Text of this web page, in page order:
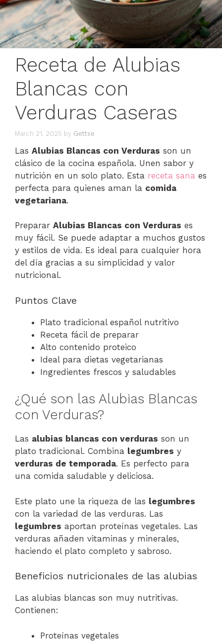
Receta de Alubias
Blancas con
Verduras Caseras
March 21, 2025 by Gettse
Las Alubias Blancas con Verduras son un
clásico de la cocina española. Unen sabor y
nutrición en un solo plato. Esta receta sana es
perfecta para quienes aman la comida
vegetariana.
Preparar Alubias Blancas con Verduras es
muy fácil. Se puede adaptar a muchos gustos
y estilos de vida. Es ideal para cualquier hora
del día gracias a su simplicidad y valor
nutricional.
Puntos Clave
Plato tradicional español nutritivo
Receta fácil de preparar
Alto contenido proteico
Ideal para dietas vegetarianas
Ingredientes frescos y saludables
¿Qué son las Alubias Blancas
con Verduras?
Las alubias blancas con verduras son un
plato tradicional. Combina legumbres y
verduras de temporada. Es perfecto para
una comida saludable y deliciosa.
Este plato une la riqueza de las legumbres
con la variedad de las verduras. Las
legumbres aportan proteínas vegetales. Las
verduras añaden vitaminas y minerales,
haciendo el plato completo y sabroso.
Beneficios nutricionales de las alubias
Las alubias blancas son muy nutritivas.
Contienen:
Proteínas vegetales